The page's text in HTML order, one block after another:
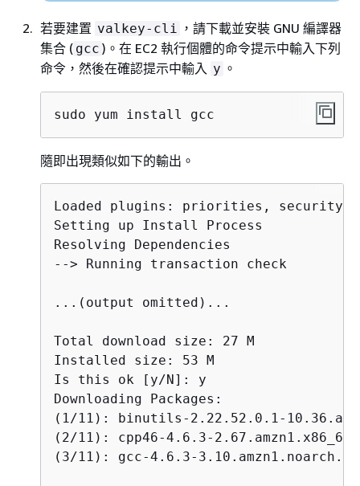
若要建置 valkey-cli
，請下載並安裝 GNU 編譯器
集合 ( gcc )。在 EC2 執行個體的命令提示中輸入下列
命令，然後在確認提示中輸入 y 。
sudo yum install gcc
隨即出現類似如下的輸出。
Loaded plugins: priorities, security,
Setting up Install Process
Resolving Dependencies
--> Running transaction check
...(output omitted)...
Total download size: 27 M
Installed size: 53 M
Is this ok [y/N]: y
Downloading Packages:
(1/11): binutils-2.22.52.0.1-
(2/11): cpp46-4.6.3-
(3/11): gcc-4.6.3-